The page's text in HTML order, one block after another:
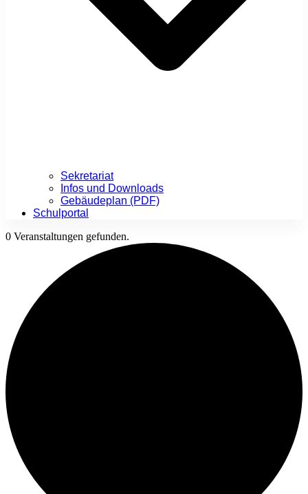
Sekretariat
Infos und Downloads
Gebäudeplan (PDF)
Schulportal
0 Veranstaltungen gefunden.